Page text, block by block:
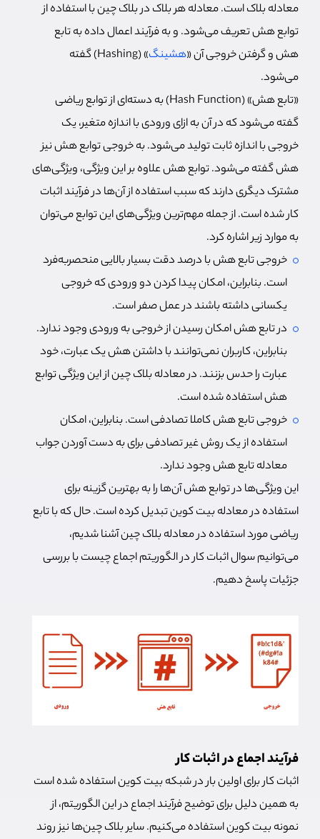
معادله بلاک است. معادله هر بلاک در بلاک چین‌ با استفاده از
توابع هش تعریف می‌شود. و به فرآیند اعمال داده به تابع
هش و گرفتن خروجی آن «هشینگ
» (Hashing) گفته
می‌شود.
«تابع هش» (Hash Function) به دسته‌ای از توابع ریاضی
گفته می‌شود که در آن‌ به ازای ورودی با اندازه متغیر، یک
خروجی با اندازه ثابت تولید می‌شود. به خروجی توابع هش نیز
هش گفته می‌شود. توابع هش علاوه بر این ویژگی، ویژگی‌های
مشترک دیگری دارند که سبب استفاده از آن‌ها در فرآیند اثبات
کار شده است. از جمله مهم‌ترین ویژگی‌های این توابع می‌توان
به موارد زیر اشاره کرد.
خروجی تابع هش با درصد دقت بسیار بالایی منحصربه‌فرد
است. بنابراین، امکان پیدا کردن دو ورودی که خروجی
یکسانی داشته باشند در عمل صفر است.
در تابع هش امکان رسیدن از خروجی به ورودی وجود ندارد.
بنابراین، کاربران نمی‌توانند با داشتن هش یک عبارت، خود
عبارت را حدس بزنند. در معادله بلاک چین از این ویژگی توابع
هش استفاده شده است.
خروجی تابع هش کاملا تصادفی است. بنابراین، امکان
استفاده از یک روش غیر تصادفی برای به دست آوردن جواب
معادله تابع هش وجود ندارد.
این ویژگی‌ها در توابع هش آن‌ها را به بهترین گزینه برای
استفاده در معادله بیت کوین تبدیل کرده است. حال که با تابع
ریاضی مورد استفاده در معادله بلاک چین آشنا شدیم،
می‌توانیم سوال اثبات کار در الگوریتم اجماع چیست با بررسی
جزئیات پاسخ دهیم.
فرآیند اجماع در اثبات کار
اثبات کار برای اولین بار در شبکه بیت کوین استفاده شده است
به همین دلیل برای توضیح فرآیند اجماع در این الگوریتم، از
نمونه بیت کوین استفاده می‌کنیم. سایر بلاک چین‌ها نیز روند